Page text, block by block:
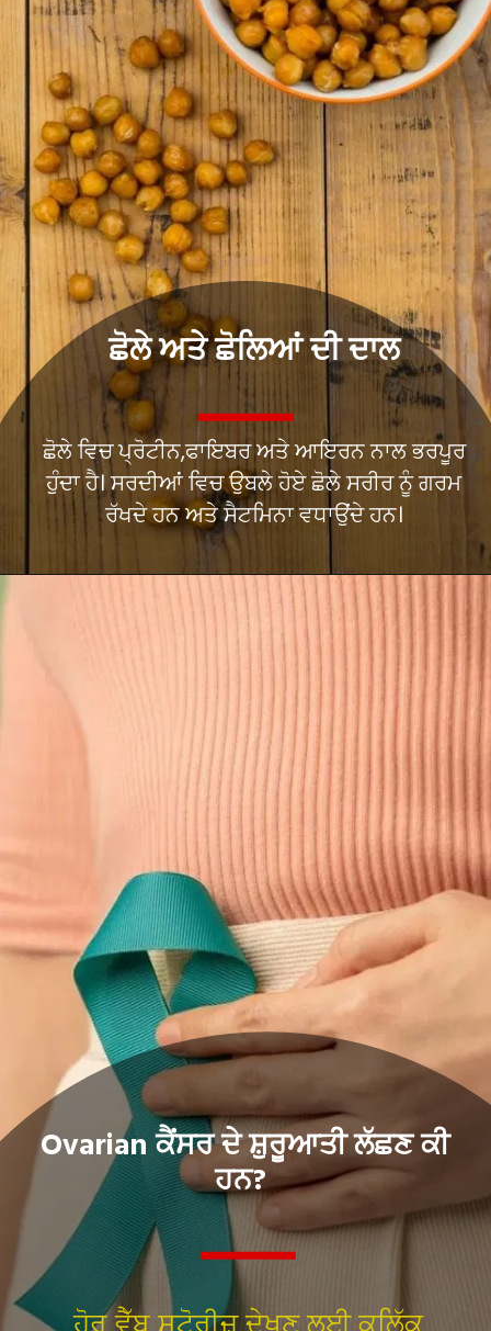
ਛੋਲੇ ਵਿਚ ਪ੍ਰੋਟੀਨ,ਫਾਇਬਰ ਅਤੇ ਆਇਰਨ ਨਾਲ ਭਰਪੂਰ
ਹੁੰਦਾ ਹੈ। ਸਰਦੀਆਂ ਵਿਚ ਉਬਲੇ ਹੋਏ ਛੋਲੇ ਸਰੀਰ ਨੂੰ ਗਰਮ
ਰੱਖਦੇ ਹਨ ਅਤੇ ਸੈਟਮਿਨਾ ਵਧਾਉਂਦੇ ਹਨ।
ਛੋਲੇ ਅਤੇ ਛੋਲਿਆਂ ਦੀ ਦਾਲ
Ovarian ਕੈਂਸਰ ਦੇ ਸ਼ੁਰੂਆਤੀ ਲੱਛਣ ਕੀ
ਹਨ?